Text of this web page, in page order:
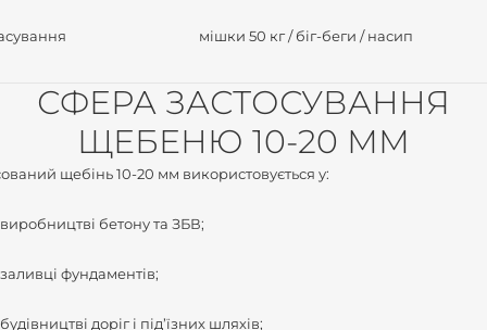
мішки 50 кг / біг-беги / насип
СФЕРА ЗАСТОСУВАННЯ
ЩЕБЕНЮ 10-20 ММ
щебінь 10-20 мм використовується у:
виробництві бетону та ЗБВ;
заливці фундаментів;
будівництві доріг і під’їзних шляхів;